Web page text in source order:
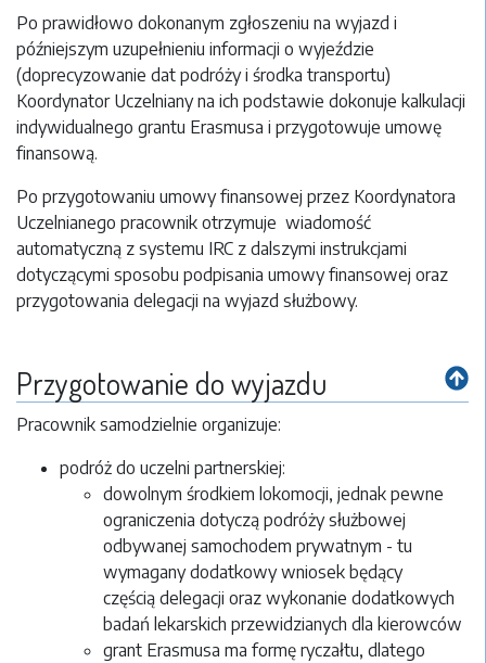
Po prawidłowo dokonanym zgłoszeniu na wyjazd i
późniejszym uzupełnieniu informacji o wyjeździe
(doprecyzowanie dat podróży i środka transportu)
Koordynator Uczelniany na ich podstawie dokonuje kalkulacji
indywidualnego grantu Erasmusa i przygotowuje umowę
finansową.
Po przygotowaniu umowy finansowej przez Koordynatora
Uczelnianego pracownik otrzymuje wiadomość
automatyczną z systemu IRC z dalszymi instrukcjami
dotyczącymi sposobu podpisania umowy finansowej oraz
przygotowania delegacji na wyjazd służbowy.
Przygotowanie do wyjazdu
Pracownik samodzielnie organizuje:
podróż do uczelni partnerskiej:
dowolnym środkiem lokomocji, jednak pewne
ograniczenia dotyczą podróży służbowej
odbywanej samochodem prywatnym - tu
wymagany dodatkowy wniosek będący
częścią delegacji oraz wykonanie dodatkowych
badań lekarskich przewidzianych dla kierowców
grant Erasmusa ma formę ryczałtu, dlatego